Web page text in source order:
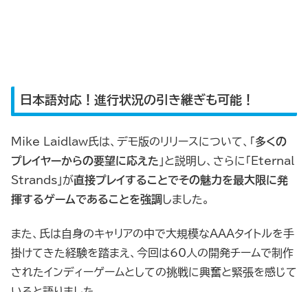
日本語対応！進行状況の引き継ぎも可能！
Mike Laidlaw氏は、デモ版のリリースについて、「 多くの
プレイヤーからの要望に応えた 」と説明し、さらに「Eternal
Strands」が直接プレイすることでその魅力を最大限に発
揮するゲームであることを強調 しました。
また、氏は自身のキャリアの中で大規模なAAAタイトルを手
掛けてきた経験を踏まえ、今回は60人の開発チームで制作
されたインディーゲームとしての挑戦に興奮と緊張を感じて